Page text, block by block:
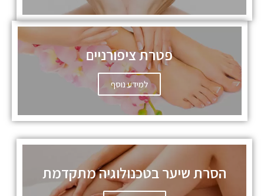
פטרת ציפורניים
למידע נוסף
הסרת שיער בטכנולוגיה מתקדמת